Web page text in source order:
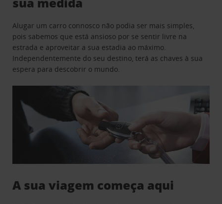
Alugar um carro connosco não podia ser mais simples,
pois sabemos que está ansioso por se sentir livre na
estrada e aproveitar a sua estadia ao máximo.
Independentemente do seu destino, terá as chaves à sua
espera para descobrir o mundo.
A sua viagem começa aqui